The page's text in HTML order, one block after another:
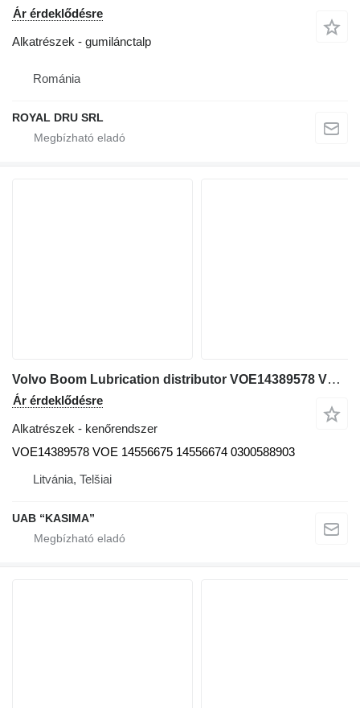
Ár érdeklődésre
Alkatrészek - gumilánctalp
Románia
ROYAL DRU SRL
Volvo Boom Lubrication distributor VOE14389578 VOE kenőrendszer Volvo EW230C kotrógép-hoz
Ár érdeklődésre
Alkatrészek - kenőrendszer
VOE14389578 VOE 14556675 14556674 0300588903
Litvánia, Telšiai
UAB “KASIMA”